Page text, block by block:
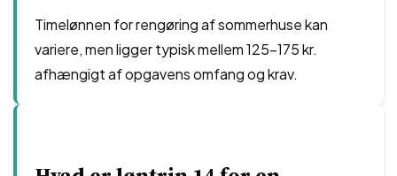
Timelønnen for rengøring af sommerhuse kan
variere, men ligger typisk mellem 125-175 kr.
afhængigt af opgavens omfang og krav.